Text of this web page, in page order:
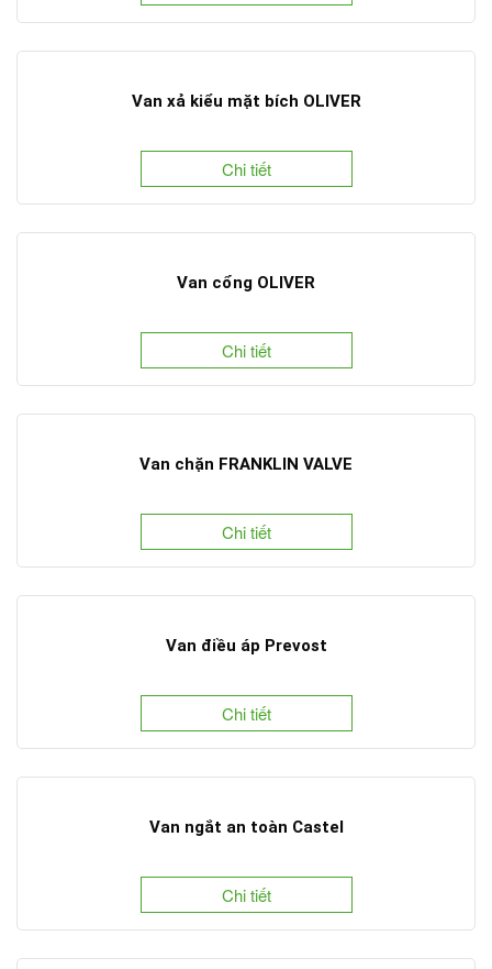
Van xả kiểu mặt bích OLIVER
Chi tiết
Van cổng OLIVER
Chi tiết
Van chặn FRANKLIN VALVE
Chi tiết
Van điều áp Prevost
Chi tiết
Van ngắt an toàn Castel
Chi tiết